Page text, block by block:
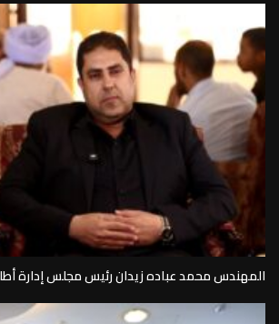
المهندس محمد عباده زيدان رئيس مجلس إدارة